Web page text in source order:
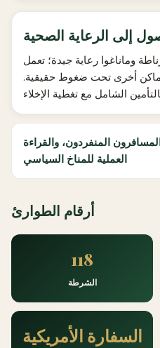
إلى الرعاية الصحية
وماناغوا رعاية جيدة؛ تعمل
أماكن أخرى تحت ضغوط حقيقية.
المنفردون، والقراءة
العملية للمناخ السياسي
أرقام الطوارئ
118
الشرطة
السفارة الأمريكية